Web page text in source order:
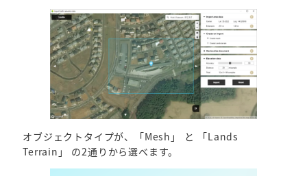
オブジェクトタイプが、「Mesh」 と 「Lands
Terrain」 の2通りから選べます。